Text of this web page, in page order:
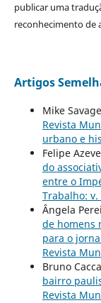
publicar uma
reconhecimento de
Artigos
Mike
Revista
urbano e
Felipe
do
entre o
Trabalho: v.
Ângela
de homens
para o
Revista
Bruno
bairro
Revista